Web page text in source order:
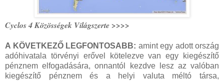
Cyclos 4 Közösségek Világszerte >>>>
A KÖVETKEZŐ LEGFONTOSABB: amint egy adott ország
adóhivatala törvényi erővel kötelezve van egy kiegészítő
pénznem elfogadására, onnantól kezdve lesz az valóban
kiegészítő pénznem és a helyi valuta méltó társa,